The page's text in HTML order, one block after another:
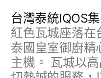
台灣泰統IQOS
紅色瓦城座落在
泰國皇室御廚精
主機。 瓦城以